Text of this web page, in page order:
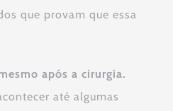
que provam que essa
após a cirurgia.
até algumas